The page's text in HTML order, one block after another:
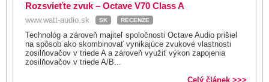
Rozsvieťte zvuk – Octave V70 Class A
www.watt-audio.sk SK RECENZE
Technológ a zároveň majiteľ spoločnosti Octave Audio prišiel
na spôsob ako skombinovať vynikajúce zvukové vlastnosti
zosilňovačov v triede A a zároveň využiť výkon zapojenia
zosilňovačov v triede A/B...
Celý článek >>>